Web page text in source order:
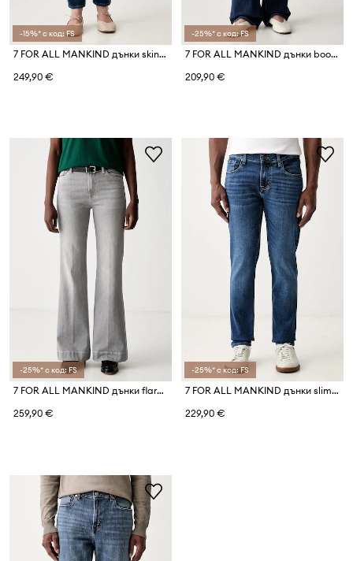
-15%* с код: FS
7 FOR ALL MANKIND дънки skinny дамски
249,90 €
-25%* с код: FS
7 FOR ALL MANKIND дънки bootcut дамски
209,90 €
-25%* с код: FS
7 FOR ALL MANKIND дънки flare дамски
259,90 €
-25%* с код: FS
7 FOR ALL MANKIND дънки slim taper мъжки
229,90 €